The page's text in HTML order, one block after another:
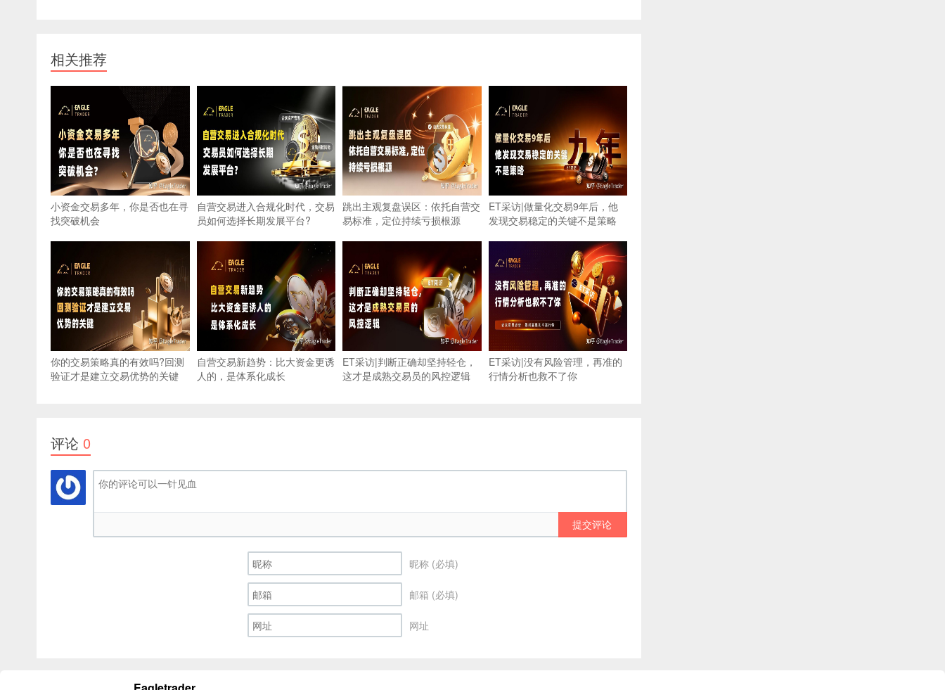
相关推荐
小资金交易多年，你是否也在寻
找突破机会
自营交易进入合规化时代，交易
员如何选择长期发展平台?
跳出主观复盘误区：依托自营交
易标准，定位持续亏损根源
ET采访|做量化交易9年后，他
发现交易稳定的关键不是策略
你的交易策略真的有效吗?回测
验证才是建立交易优势的关键
自营交易新趋势：比大资金更诱
人的，是体系化成长
ET采访|判断正确却坚持轻仓，
这才是成熟交易员的风控逻辑
ET采访|没有风险管理，再准的
行情分析也救不了你
评论 0
提交评论
昵称 (必填)
邮箱 (必填)
网址